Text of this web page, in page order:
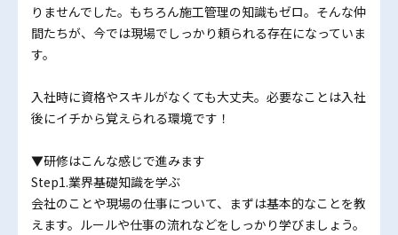
りませんでした。もちろん施工管理の知識もゼロ。そんな仲
間たちが、今では現場でしっかり頼られる存在になっていま
す。
入社時に資格やスキルがなくても大丈夫。必要なことは入社
後にイチから覚えられる環境です！
▼研修はこんな感じで進みます
Step1.業界基礎知識を学ぶ
会社のことや現場の仕事について、まずは基本的なことを教
えます。ルールや仕事の流れなどをしっかり学びましょう。